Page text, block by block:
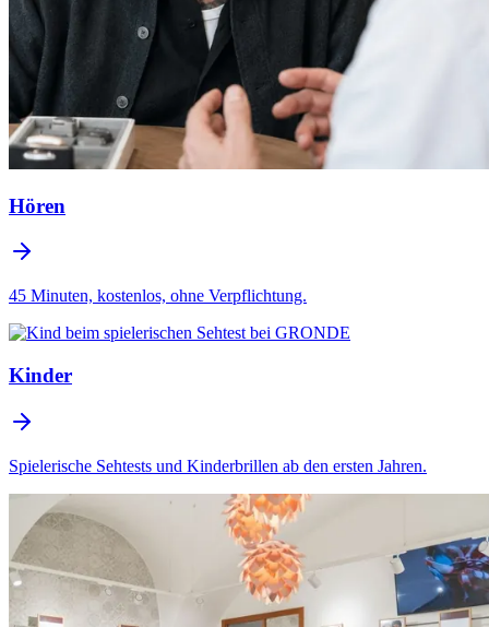
Hören
45 Minuten, kostenlos, ohne Verpflichtung.
Kinder
Spielerische Sehtests und Kinderbrillen ab den ersten Jahren.